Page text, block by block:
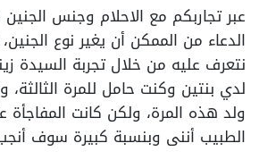
عبر تجاربكم مع الاحلام وجنس
الدعاء من الممكن أن يغير نوع
نتعرف عليه من خلال تجربة السيدة
لدي بنتين وكنت حامل للمرة
ولد هذه المرة، ولكن كانت المفاجأة
الطبيب أننى وبنسبة كبيرة سوف أنجب